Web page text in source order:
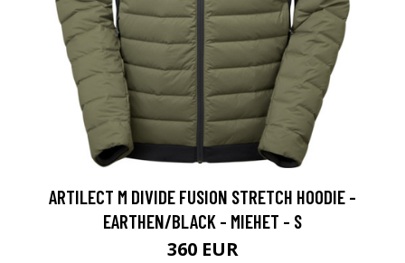
ARTILECT M DIVIDE FUSION STRETCH HOODIE -
EARTHEN/BLACK - MIEHET - S
360 EUR